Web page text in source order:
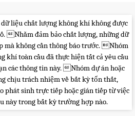
dữ liệu chất lượng không khí không được
Nhằm đảm bảo chất lượng, những dữ
mà không cần thông báo trước. Nhóm
khí toàn cầu đã thực hiện tất cả yêu cầu
các thông tin này. Nhóm dự án hoặc
chịu trách nhiệm về bất kỳ tổn thất,
phát sinh trực tiếp hoặc gián tiếp từ việc
này trong bất kỳ trường hợp nào.